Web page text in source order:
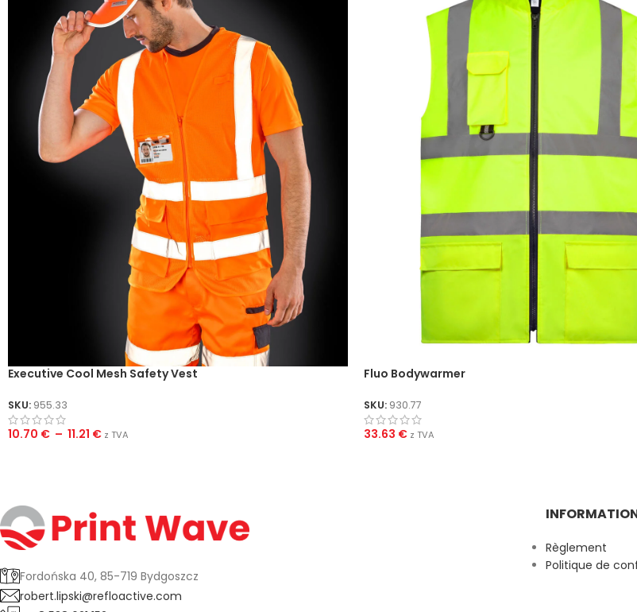
Executive Cool Mesh Safety Vest
SKU: 955.33
10.70 € – 11.21 € z TVA
Fluo Bodywarmer
SKU: 930.77
33.63 € z TVA
Fordońska 40, 85-719 Bydgoszcz
robert.lipski@refloactive.com
Règlement
Politique de